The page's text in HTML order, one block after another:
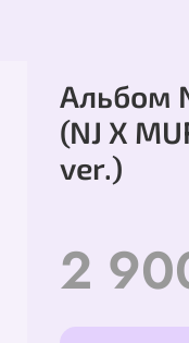
Альбом
(NJ X
ver.)
2